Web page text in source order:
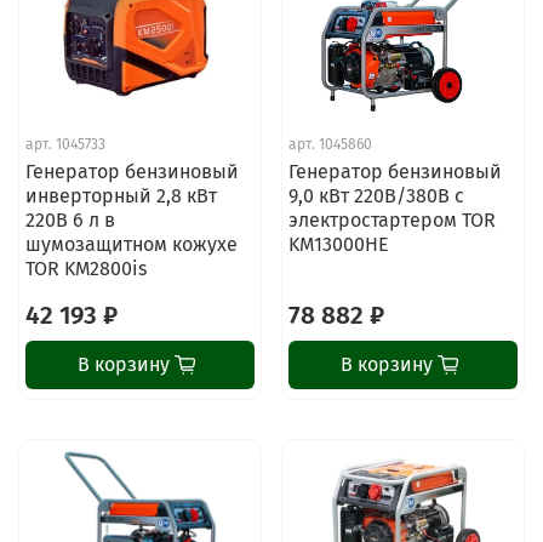
арт. 1045733
Генератор бензиновый
инверторный 2,8 кВт
220В 6 л в
шумозащитном кожухе
TOR KM2800is
42 193 ₽
В корзину
арт. 1045860
Генератор бензиновый
9,0 кВт 220В/380В с
электростартером TOR
KM13000HE
78 882 ₽
В корзину